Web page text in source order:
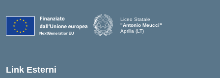
Liceo Statale
"Antonio Meucci"
Aprilia (LT)
Link Esterni